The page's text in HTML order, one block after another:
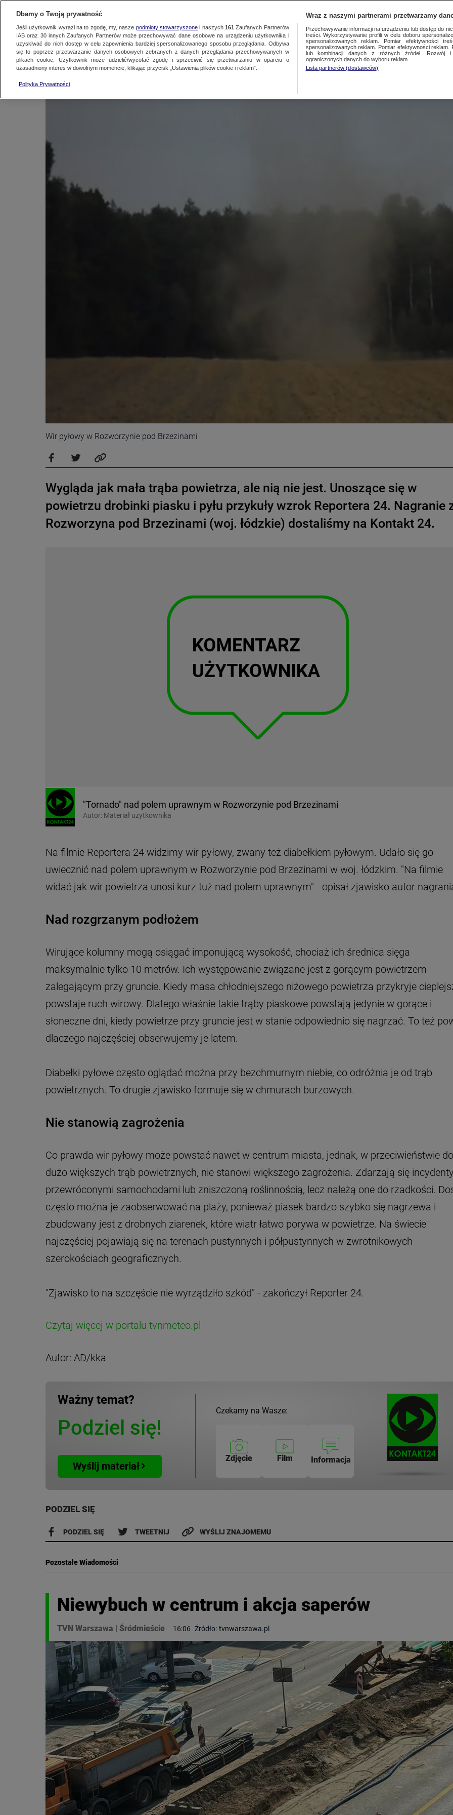
KONTAKT24 GORĄCE TEMATY
Diabelski podmuch wiatru. Uchwycił go
Kontakt24
Wir pyłowy w Rozworzynie pod Brzezinami
Wygląda jak mała trąba powietrza, ale nią nie jest. Unoszące się w
powietrzu drobinki piasku i pyłu przykuły wzrok Reportera 24. Nagranie
Rozworzyna pod Brzezinami (woj. łódzkie) dostaliśmy na Kontakt 24.
"Tornado" nad polem uprawnym w Rozworzynie pod Brzezinami
Autor: Materiał użytkownika
Na filmie Reportera 24 widzimy wir pyłowy, zwany też diabełkiem pyłowym. Udało się go
uwiecznić nad polem uprawnym w Rozworzynie pod Brzezinami w woj. łódzkim. "Na filmie
widać jak wir powietrza unosi kurz tuż nad polem uprawnym" - opisał zjawisko autor
Nad rozgrzanym podłożem
Wirujące kolumny mogą osiągać imponującą wysokość, chociaż ich średnica sięga
maksymalnie tylko 10 metrów. Ich występowanie związane jest z gorącym powietrzem
zalegającym przy gruncie. Kiedy masa chłodniejszego niżowego powietrza przykryje
powstaje ruch wirowy. Dlatego właśnie takie trąby piaskowe powstają jedynie w gorące i
słoneczne dni, kiedy powietrze przy gruncie jest w stanie odpowiednio się nagrzać. To też
dlaczego najczęściej obserwujemy je latem.
Diabełki pyłowe często oglądać można przy bezchmurnym niebie, co odróżnia je od trąb
powietrznych. To drugie zjawisko formuje się w chmurach burzowych.
Nie stanowią zagrożenia
Co prawda wir pyłowy może powstać nawet w centrum miasta, jednak, w przeciwieństwie do
dużo większych trąb powietrznych, nie stanowi większego zagrożenia. Zdarzają się
przewróconymi samochodami lub zniszczoną roślinnością, lecz należą one do rzadkości.
często można je zaobserwować na plaży, ponieważ piasek bardzo szybko się nagrzewa i
zbudowany jest z drobnych ziarenek, które wiatr łatwo porywa w powietrze. Na świecie
najczęściej pojawiają się na terenach pustynnych i półpustynnych w zwrotnikowych
szerokościach geograficznych.
"Zjawisko to na szczęście nie wyrządziło szkód" - zakończył Reporter 24.
Czytaj więcej w portalu tvnmeteo.pl
Autor: AD/kka
Ważny temat?
Podziel się!
Wyślij materiał
Czekamy na Wasze:
Zdjęcie Film Informacja
PODZIEL SIĘ
PODZIEL SIĘ TWEETNIJ WYŚLIJ ZNAJOMEMU
Pozostałe Wiadomości
Niewybuch w centrum i akcja saperów
TVN Warszawa | Śródmieście 16:06 Źródło: tvnwarszawa.pl
Dbamy o Twoją prywatność
Jeśli użytkownik wyrazi na to zgodę, my, nasze podmioty stowarzyszonei naszych 161 Zaufanych Partnerów
IAB oraz 30innych Zaufanych Partnerów może przechowywać dane osobowe na urządzeniu użytkownika i
uzyskiwać do nich dostęp w celu zapewnienia bardziej spersonalizowanego sposobu przeglądania. Odbywa
się to poprzez przetwarzanie danych osobowych zebranych z danych przeglądania przechowywanych w
plikach cookie. Użytkownik może udzielić/wycofać zgodę i sprzeciwić się przetwarzaniu w oparciu o
uzasadniony interes w dowolnym momencie, klikając przycisk „Ustawienia plików cookie i reklam”.
Polityka Prywatności
Wraz z naszymi partnerami przetwarzamy
Przechowywanie informacji na urządzeniu lub dostęp do
treści. Wykorzystywanie profili w celu doboru
spersonalizowanych reklam. Pomiar efektywności
spersonalizowanych reklam. Pomiar efektywności
lub kombinacji danych z różnych źródeł. Rozwój i
ograniczonych danych do wyboru reklam.
Lista partnerów (dostawców)